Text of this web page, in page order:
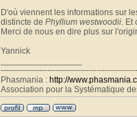
D'où viennent les informations sur
distincte de Phyllium westwoodii. Et
Merci de nous en dire plus sur
Yannick
Phasmania : http://
Association pour la Systématique